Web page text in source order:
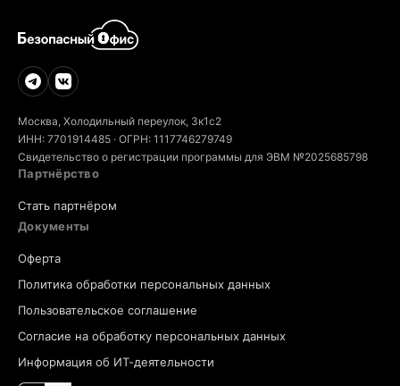
Москва, Холодильный переулок, 3к1с2
ИНН: 7701914485 · ОГРН: 1117746279749
Свидетельство о регистрации программы для ЭВМ №2025685798
Партнёрство
Стать партнёром
Документы
Оферта
Политика обработки персональных данных
Пользовательское соглашение
Согласие на обработку персональных данных
Информация об ИТ-деятельности